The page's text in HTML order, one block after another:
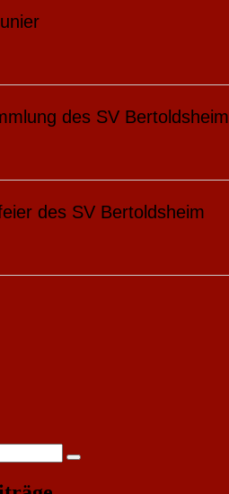
des SV Bertoldsheim
des SV Bertoldsheim
Search